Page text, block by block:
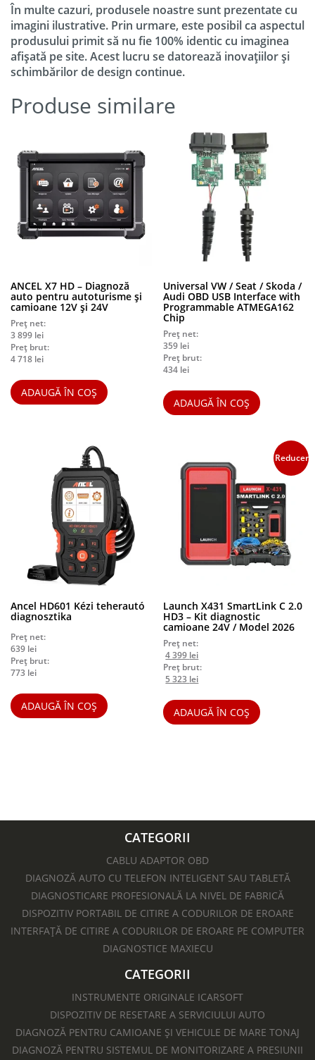
În multe cazuri, produsele noastre sunt prezentate cu
imagini ilustrative. Prin urmare, este posibil ca aspectul
produsului primit să nu fie 100% identic cu imaginea
afișată pe site. Acest lucru se datorează inovațiilor și
schimbărilor de design continue.
Produse similare
ANCEL X7 HD – Diagnoză
auto pentru autoturisme și
camioane 12V și 24V
Preț net:
3 899 lei
Preț brut:
4 718 lei
ADAUGĂ ÎN COȘ
Universal VW / Seat / Skoda /
Audi OBD USB Interface with
Programmable ATMEGA162
Chip
Preț net:
359 lei
Preț brut:
434 lei
ADAUGĂ ÎN COȘ
Ancel HD601 Kézi teherautó
diagnosztika
Preț net:
639 lei
Preț brut:
773 lei
ADAUGĂ ÎN COȘ
Reduceri!
Launch X431 SmartLink C 2.0
HD3 – Kit diagnostic
camioane 24V / Model 2026
Preț net:
Prețul
inițial
a
4
699 lei.
4 399 leiPrețul
curent
este:
399 lei.
Preț brut:
Prețul
a
fost:
5
5 323 leiPrețul
este:
5
323 lei.
ADAUGĂ ÎN COȘ
CATEGORII
CABLU ADAPTOR OBD
DIAGNOZĂ AUTO CU TELEFON INTELIGENT SAU TABLETĂ
DIAGNOSTICARE PROFESIONALĂ LA NIVEL DE FABRICĂ
DISPOZITIV PORTABIL DE CITIRE A CODURILOR DE EROARE
INTERFAȚĂ DE CITIRE A CODURILOR DE EROARE PE COMPUTER
DIAGNOSTICE MAXIECU
CATEGORII
INSTRUMENTE ORIGINALE ICARSOFT
DISPOZITIV DE RESETARE A SERVICIULUI AUTO
DIAGNOZĂ PENTRU CAMIOANE ȘI VEHICULE DE MARE TONAJ
DIAGNOZĂ PENTRU SISTEMUL DE MONITORIZARE A PRESIUNII